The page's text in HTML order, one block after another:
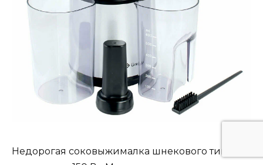
Недорогая соковыжималка шнекового типа с